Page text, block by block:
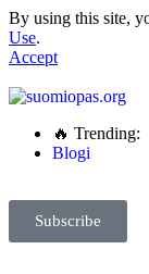
By using this site,
Use.
Accept
🔥 Trending:
Blogi
Subscribe